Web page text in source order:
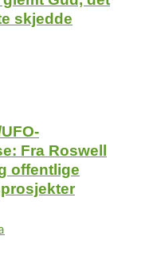
skjedde
Fra Roswell
offentlige